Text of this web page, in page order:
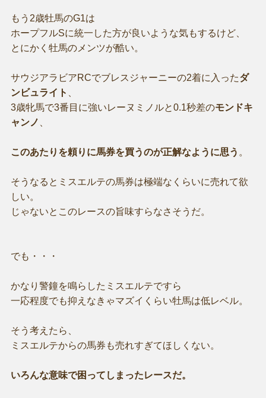
もう2歳牡馬のG1は
ホープフルSに統一した方が良いような気もするけど、
とにかく牡馬のメンツが酷い。
サウジアラビアRCでブレスジャーニーの2着に入ったダ
ンビュライト
3歳牝馬で3番目に強いレーヌミノルと0.1秒差のモンドキ
ャンノ
このあたりを頼りに馬券を買うのが正解なように思う 。
そうなるとミスエルテの馬券は極端なくらいに売れて欲
しい。
じゃないとこのレースの旨味すらなさそうだ。
でも・・・
かなり警鐘を鳴らしたミスエルテですら
一応程度でも抑えなきゃマズイくらい牡馬は低レベル。
そう考えたら、
ミスエルテからの馬券も売れすぎてほしくない。
いろんな意味で困ってしまったレースだ。